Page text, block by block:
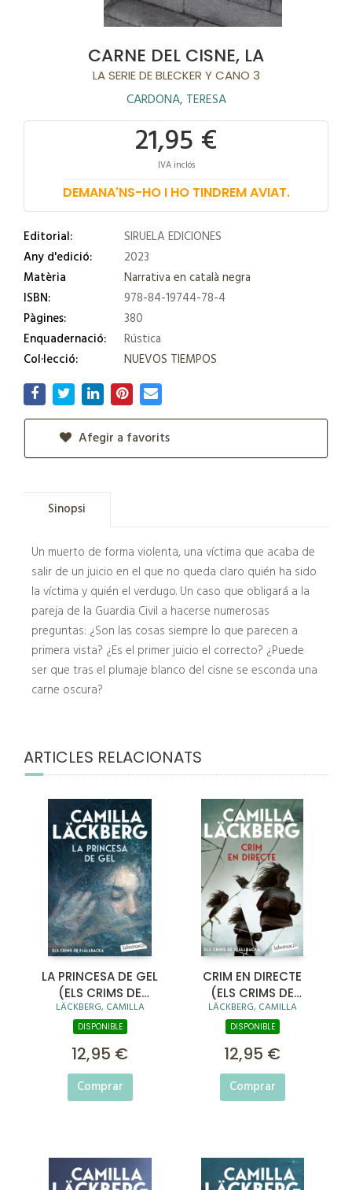
CARNE DEL CISNE, LA
LA SERIE DE BLECKER Y CANO 3
CARDONA, TERESA
21,95 €
IVA inclós
DEMANA'NS-HO I HO TINDREM AVIAT.
Editorial:
SIRUELA EDICIONES
Any d'edició:
2023
Matèria
Narrativa en català negra
ISBN:
978-84-19744-78-4
Pàgines:
380
Enquadernació:
Rústica
Col·lecció:
NUEVOS TIEMPOS
Afegir a favorits
Sinopsi
Un muerto de forma violenta, una víctima que acaba de
salir de un juicio en el que no queda claro quién ha sido
la víctima y quién el verdugo. Un caso que obligará a la
pareja de la Guardia Civil a hacerse numerosas
preguntas: ¿Son las cosas siempre lo que parecen a
primera vista? ¿Es el primer juicio el correcto? ¿Puede
ser que tras el plumaje blanco del cisne se esconda una
carne oscura?
ARTICLES RELACIONATS
LA PRINCESA DE GEL
(ELS CRIMS DE
FJÄLLBACKA)
LÄCKBERG, CAMILLA
DISPONIBLE
12,95 €
Comprar
CRIM EN DIRECTE
(ELS CRIMS DE
FJÄLLBACKA)
LÄCKBERG, CAMILLA
DISPONIBLE
12,95 €
Comprar